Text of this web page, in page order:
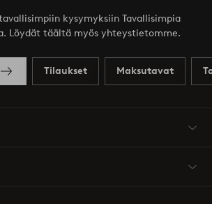
kysymyksiin Tavallisimpia
Löydät täältä myös yhteystietomme.
Tilaukset Maksutavat